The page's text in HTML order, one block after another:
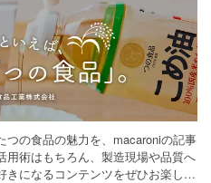
の食品の魅力を、macaroniの記事
用術はもちろん、製造現場や品質へ
になるコンテンツをぜひお楽しみ